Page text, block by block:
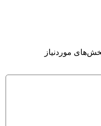
موردنیاز